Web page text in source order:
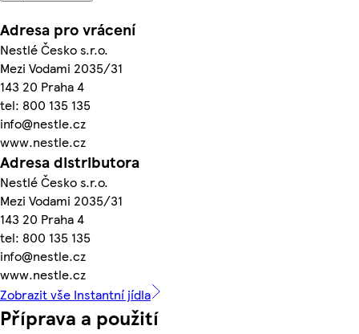
Adresa pro vrácení
Nestlé Česko s.r.o.
Mezi Vodami 2035/31
143 20 Praha 4
tel: 800 135 135
info@nestle.cz
www.nestle.cz
Adresa distributora
Nestlé Česko s.r.o.
Mezi Vodami 2035/31
143 20 Praha 4
tel: 800 135 135
info@nestle.cz
www.nestle.cz
Zobrazit vše Instantní jídla
Příprava a použití